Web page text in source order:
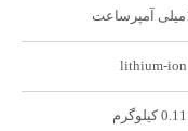
lithium-ion
کیلوگرم